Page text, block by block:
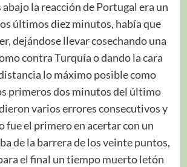
la reacción de Portugal era un
últimos diez minutos, había que
dejándose llevar cosechando una
contra Turquía o dando la cara
lo máximo posible como
primeros dos minutos del último
varios errores consecutivos y
fue el primero en acertar con un
de la barrera de los veinte puntos,
el final un tiempo muerto letón